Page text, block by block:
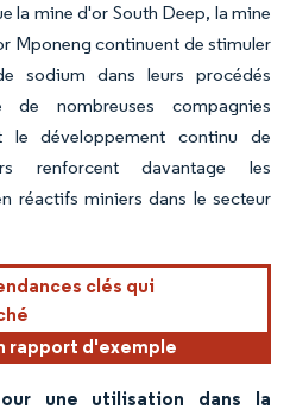
la mine d'or South Deep, la mine
Mponeng continuent de stimuler
sodium dans leurs procédés
de nombreuses compagnies
le développement continu de
renforcent davantage les
réactifs miniers dans le secteur
clés qui
rapport d'exemple
une utilisation dans la